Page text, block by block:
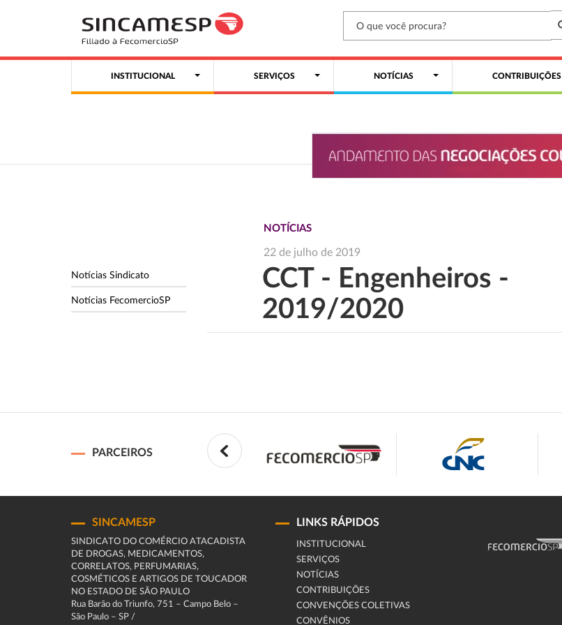
INSTITUCIONAL SERVIÇOS NOTÍCIAS CONTRIBUIÇÕES
Notícias Sindicato
Notícias FecomercioSP
NOTÍCIAS
22 de julho de 2019
CCT - Engenheiros -
2019/2020
PARCEIROS
SINCAMESP
SINDICATO DO COMÉRCIO ATACADISTA
DE DROGAS, MEDICAMENTOS,
CORRELATOS, PERFUMARIAS,
COSMÉTICOS E ARTIGOS DE TOUCADOR
NO ESTADO DE SÃO PAULO
Rua Barão do Triunfo, 751 – Campo Belo –
São Paulo – SP /
LINKS RÁPIDOS
INSTITUCIONAL
SERVIÇOS
NOTÍCIAS
CONTRIBUIÇÕES
CONVENÇÕES COLETIVAS
CONVÊNIOS